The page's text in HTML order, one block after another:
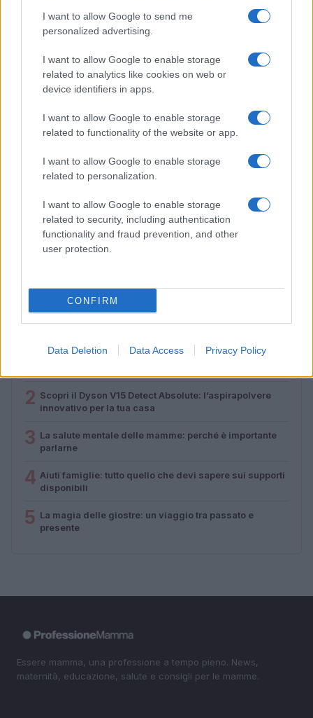
I want to allow Google to send me
personalized advertising.
I want to allow Google to enable storage
related to analytics like cookies on web or
device identifiers in apps.
I want to allow Google to enable storage
related to functionality of the website or app.
I want to allow Google to enable storage
related to personalization.
I want to allow Google to enable storage
related to security, including authentication
functionality and fraud prevention, and other
user protection.
CONFIRM
Data Deletion Data Access Privacy Policy
Lamezia International Film Fest: arte e cultura si
incontrano in Calabria
PIÙ LETTI
Diritti delle lavoratrici in gravidanza: guida completa e
2 Scopri il Dyson V15 Detect Absolute: l’aspirapolvere
innovativo per la tua casa
3 La salute mentale delle mamme: perché è importante
parlarne
4 Aiuti famiglie: tutto quello che devi sapere sui supporti
disponibili
5 La magia delle giostre: un viaggio tra passato e
presente
Essere mamma, una professione a tempo pieno. News,
maternità, educazione, salute e consigli per le mamme.